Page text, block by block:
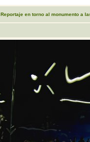
Reportaje en torno al monumento a